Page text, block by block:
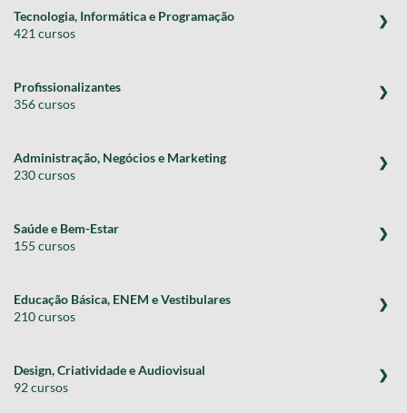
Tecnologia, Informática e Programação
421 cursos
Profissionalizantes
356 cursos
Administração, Negócios e Marketing
230 cursos
Saúde e Bem-Estar
155 cursos
Educação Básica, ENEM e Vestibulares
210 cursos
Design, Criatividade e Audiovisual
92 cursos